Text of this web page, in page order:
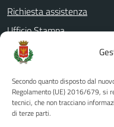
Secondo quanto disposto dal
Regolamento (UE) 2016/679, si
tecnici, che non tracciano
di terze parti.
Richiesta assistenza
Ufficio Stampa
Amministrazione
Albo pretorio
Informativa privacy
Note legali